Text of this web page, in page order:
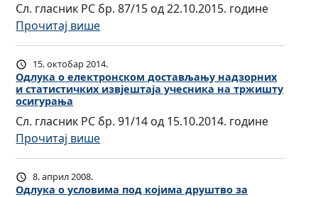
a
о
с
а
д
р
ж
а
и
Сл. гласник РС бр. 87/15 од 22.10.2015. године
Прочитај више:
О
д
л
у
а
о
н
15. октобар 2014.
Одлука о електронском достављању надзорних
и статистичких извјештаја учесника на тржишту
осигурања
Сл. гласник РС бр. 91/14 од 15.10.2014. године
Прочитај више:
О
л
8. април 2008.
Одлука о условима под којима друштво за